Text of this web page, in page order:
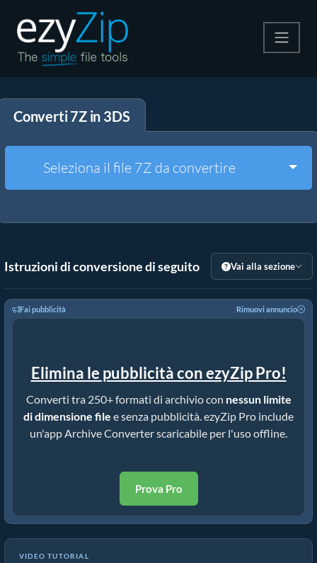
Decomprimi
Altri strumenti
Converti 7Z in 3DS
Seleziona il file 7Z da convertire
Istruzioni di conversione di seguito Vai alla sezione
Fai pubblicità Rimuovi annuncio
Elimina le pubblicità con ezyZip Pro!
Converti tra 250+ formati di archivio con nessun limite
di dimensione file e senza pubblicità. ezyZip Pro include
un'app Archive Converter scaricabile per l'uso offline.
Prova Pro
VIDEO TUTORIAL